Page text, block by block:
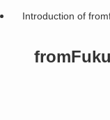
Introduction of